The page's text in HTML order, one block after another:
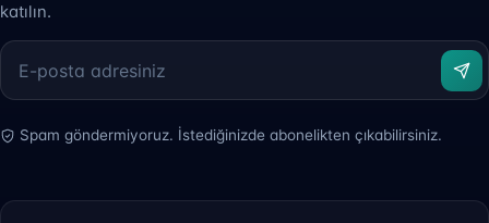
katılın.
Spam göndermiyoruz. İstediğinizde abonelikten çıkabilirsiniz.